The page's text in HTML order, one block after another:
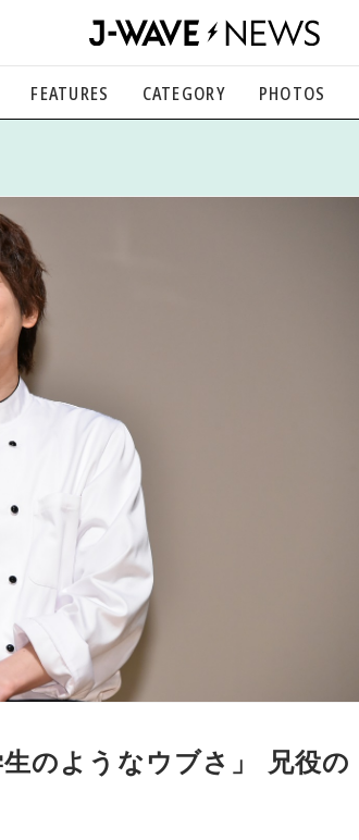
FEATURES CATEGORY
映画、芸能、舞台、スポーツなど
PHOTOS
のようなウブさ」 兄役の